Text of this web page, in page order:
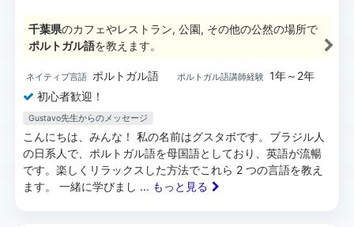
千葉県のカフェやレストラン, 公園, その他の公然の場所で
ポルトガル語を教えます。
ネイティブ言語 ポルトガル語 ポルトガル語講師経験 1年～2年
初心者歓迎！
Gustavo先生からのメッセージ
こんにちは、みんな！ 私の名前はグスタボです。ブラジル人
の日系人で、ポルトガル語を母国語としており、英語が流暢
です。楽しくリラックスした方法でこれら 2 つの言語を教え
ます。 一緒に学びまし ... もっと見る